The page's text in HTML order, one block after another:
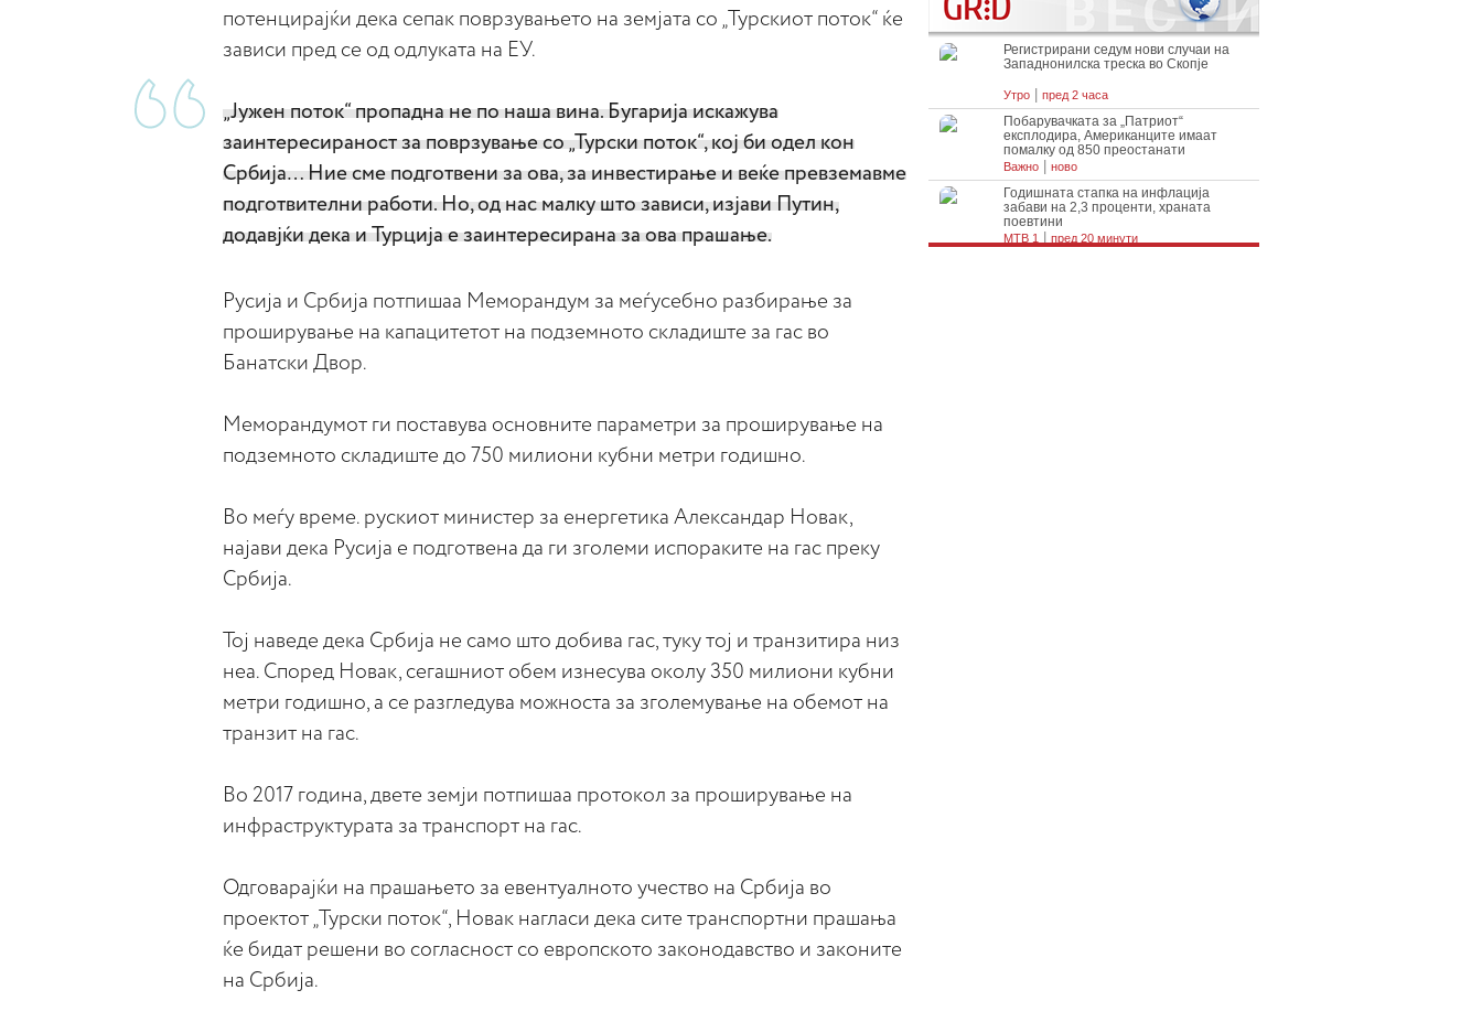
потенцирајќи дека сепак поврзувањето на земјата со „Турскиот поток“ ќе
зависи пред се од одлуката на ЕУ.
„Јужен поток“ пропадна не по наша вина. Бугарија искажува
заинтересираност за поврзување со „Турски поток“, кој би одел кон
Србија… Ние сме подготвени за ова, за инвестирање и веќе превземавме
подготвителни работи. Но, од нас малку што зависи, изјави Путин,
додавјќи дека и Турција е заинтересирана за ова прашање.
Русија и Србија потпишаа Меморандум за меѓусебно разбирање за
проширување на капацитетот на подземното складиште за гас во
Банатски Двор.
Меморандумот ги поставува основните параметри за проширување на
подземното складиште до 750 милиони кубни метри годишно.
Во меѓу време. рускиот министер за енергетика Александар Новак,
најави дека Русија е подготвена да ги зголеми испораките на гас преку
Србија.
Тој наведе дека Србија не само што добива гас, туку тој и транзитира низ
неа. Според Новак, сегашниот обем изнесува околу 350 милиони кубни
метри годишно, а се разгледува можноста за зголемување на обемот на
транзит на гас.
Во 2017 година, двете земји потпишаа протокол за проширување на
инфраструктурата за транспорт на гас.
Одговарајќи на прашањето за евентуалното учество на Србија во
проектот „Турски поток“, Новак нагласи дека сите транспортни прашања
ќе бидат решени во согласност со европското законодавство и законите
на Србија.